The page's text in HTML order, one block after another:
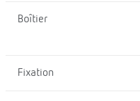
Boîtier
Fixation